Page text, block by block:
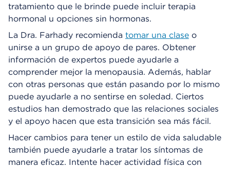
tratamiento que le brinde puede incluir terapia
hormonal u opciones sin hormonas.
La Dra. Farhady recomienda tomar una clase o
unirse a un grupo de apoyo de pares. Obtener
información de expertos puede ayudarle a
comprender mejor la menopausia. Además, hablar
con otras personas que están pasando por lo mismo
puede ayudarle a no sentirse en soledad. Ciertos
estudios han demostrado que las relaciones sociales
y el apoyo hacen que esta transición sea más fácil.
Hacer cambios para tener un estilo de vida saludable
también puede ayudarle a tratar los síntomas de
manera eficaz. Intente hacer actividad física con